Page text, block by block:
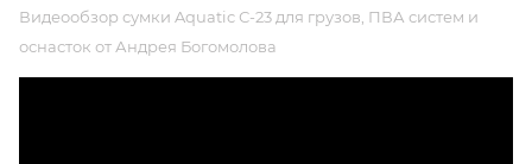
Видеообзор сумки Aquatic С-23 для грузов, ПВА систем и
оснасток от Андрея Богомолова